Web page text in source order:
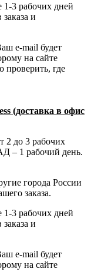
1-3 рабочих дней
и
e-mail будет
на сайте
проверить, где
(доставка в офис
2 до 3 рабочих
– 1 рабочий день.
города России
заказа.
1-3 рабочих дней
и
e-mail будет
на сайте